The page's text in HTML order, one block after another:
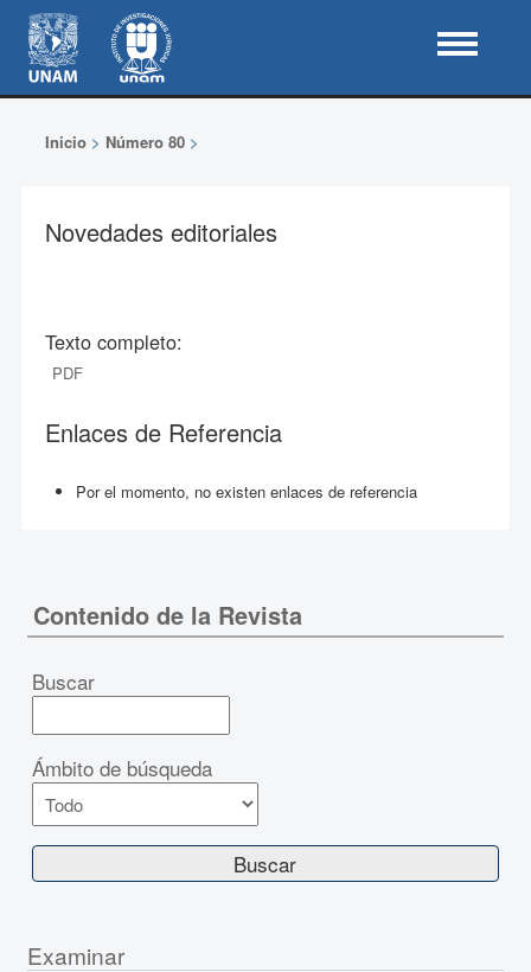
Inicio> Número 80>
Novedades editoriales
Texto completo:
PDF
Enlaces de Referencia
Por el momento, no existen enlaces de referencia
Contenido de la Revista
Buscar
Ámbito de búsqueda
Examinar